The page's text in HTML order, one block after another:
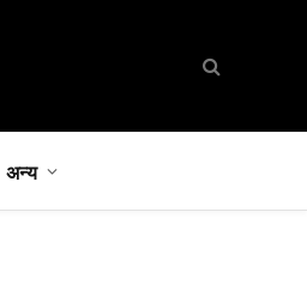
अन्य